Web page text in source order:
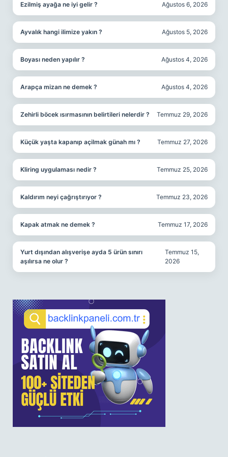
Ezilmiş ayağa ne iyi gelir ? Ağustos 6, 2026
Ayvalık hangi ilimize yakın ? Ağustos 5, 2026
Boyası neden yapılır ? Ağustos 4, 2026
Arapça mizan ne demek ? Ağustos 4, 2026
Zehirli böcek ısırmasının belirtileri nelerdir ? Temmuz 29, 2026
Küçük yaşta kapanıp açilmak günah mı ? Temmuz 27, 2026
Kliring uygulaması nedir ? Temmuz 25, 2026
Kaldırım neyi çağrıştırıyor ? Temmuz 23, 2026
Kapak atmak ne demek ? Temmuz 17, 2026
Yurt dışından alışverişe ayda 5 ürün sınırı
aşılırsa ne olur ?
Temmuz 15,
2026